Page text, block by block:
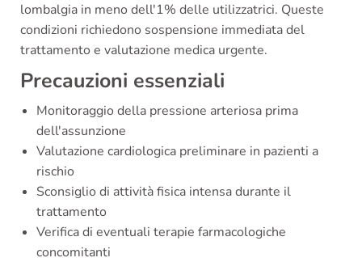
lombalgia in meno dell'1% delle utilizzatrici. Queste
condizioni richiedono sospensione immediata del
trattamento e valutazione medica urgente.
Precauzioni essenziali
Monitoraggio della pressione arteriosa prima
dell'assunzione
Valutazione cardiologica preliminare in pazienti a
rischio
Sconsiglio di attività fisica intensa durante il
trattamento
Verifica di eventuali terapie farmacologiche
concomitanti